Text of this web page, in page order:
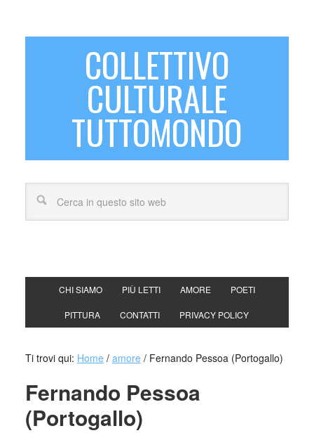
COLLETTIVO
CULTURALE
TUTTOMONDO
CHI SIAMO PIÙ LETTI AMORE POETI
PITTURA CONTATTI PRIVACY POLICY
Ti trovi qui: Home / amore /Fernando Pessoa (Portogallo)
Fernando Pessoa
(Portogallo)